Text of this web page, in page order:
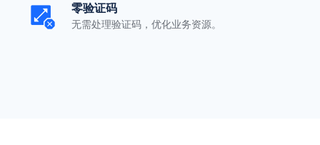
零验证码
无需处理验证码，优化业务资源。